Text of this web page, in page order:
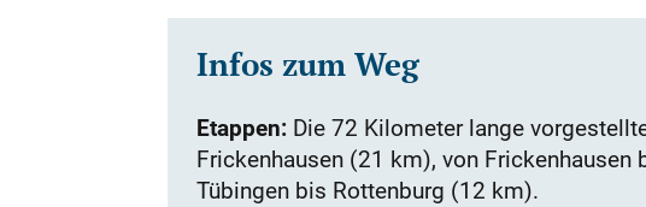
Infos zum Weg
Etappen: Die 72 Kilometer lange
Frickenhausen (21 km), von
Tübingen bis Rottenburg (12 km).